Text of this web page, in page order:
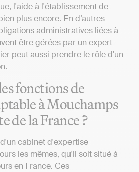
l'aide à l'établissement de
plus encore. En d’autres
administratives liées à
être gérées par un expert-
peut aussi prendre le rôle d'un
fonctions de
à Mouchamps
de la France ?
cabinet d'expertise
les mêmes, qu'il soit situé à
en France. Ces